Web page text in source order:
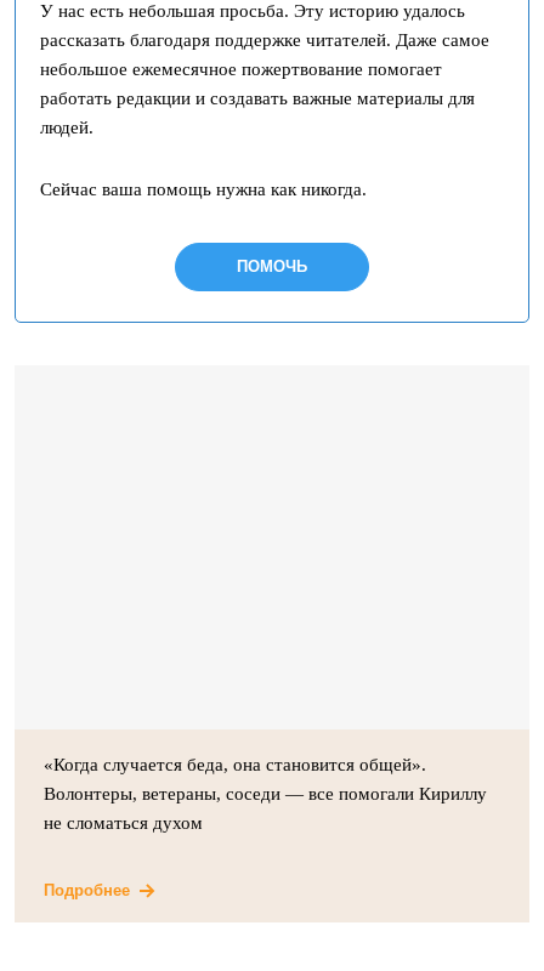
У нас есть небольшая просьба. Эту историю удалось
рассказать благодаря поддержке читателей. Даже самое
небольшое ежемесячное пожертвование помогает
работать редакции и создавать важные материалы для
людей.
Сейчас ваша помощь нужна как никогда.
ПОМОЧЬ
«Когда случается беда, она становится общей».
Волонтеры, ветераны, соседи — все помогали Кириллу
не сломаться духом
Подробнее